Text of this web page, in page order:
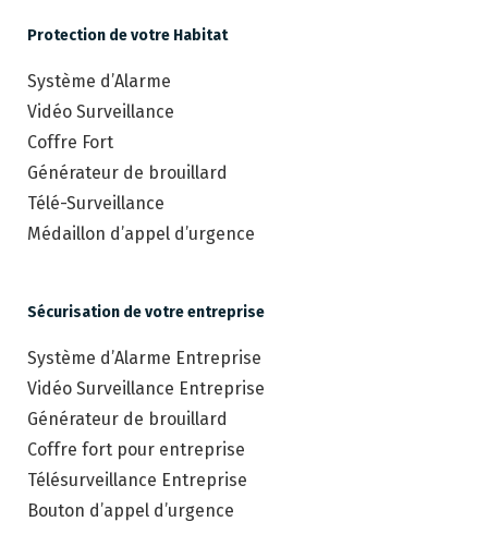
Protection de votre Habitat
Système d’Alarme
Vidéo Surveillance
Coffre Fort
Générateur de brouillard
Télé-Surveillance
Médaillon d’appel d’urgence
Sécurisation de votre entreprise
Système d’Alarme Entreprise
Vidéo Surveillance Entreprise
Générateur de brouillard
Coffre fort pour entreprise
Télésurveillance Entreprise
Bouton d’appel d’urgence